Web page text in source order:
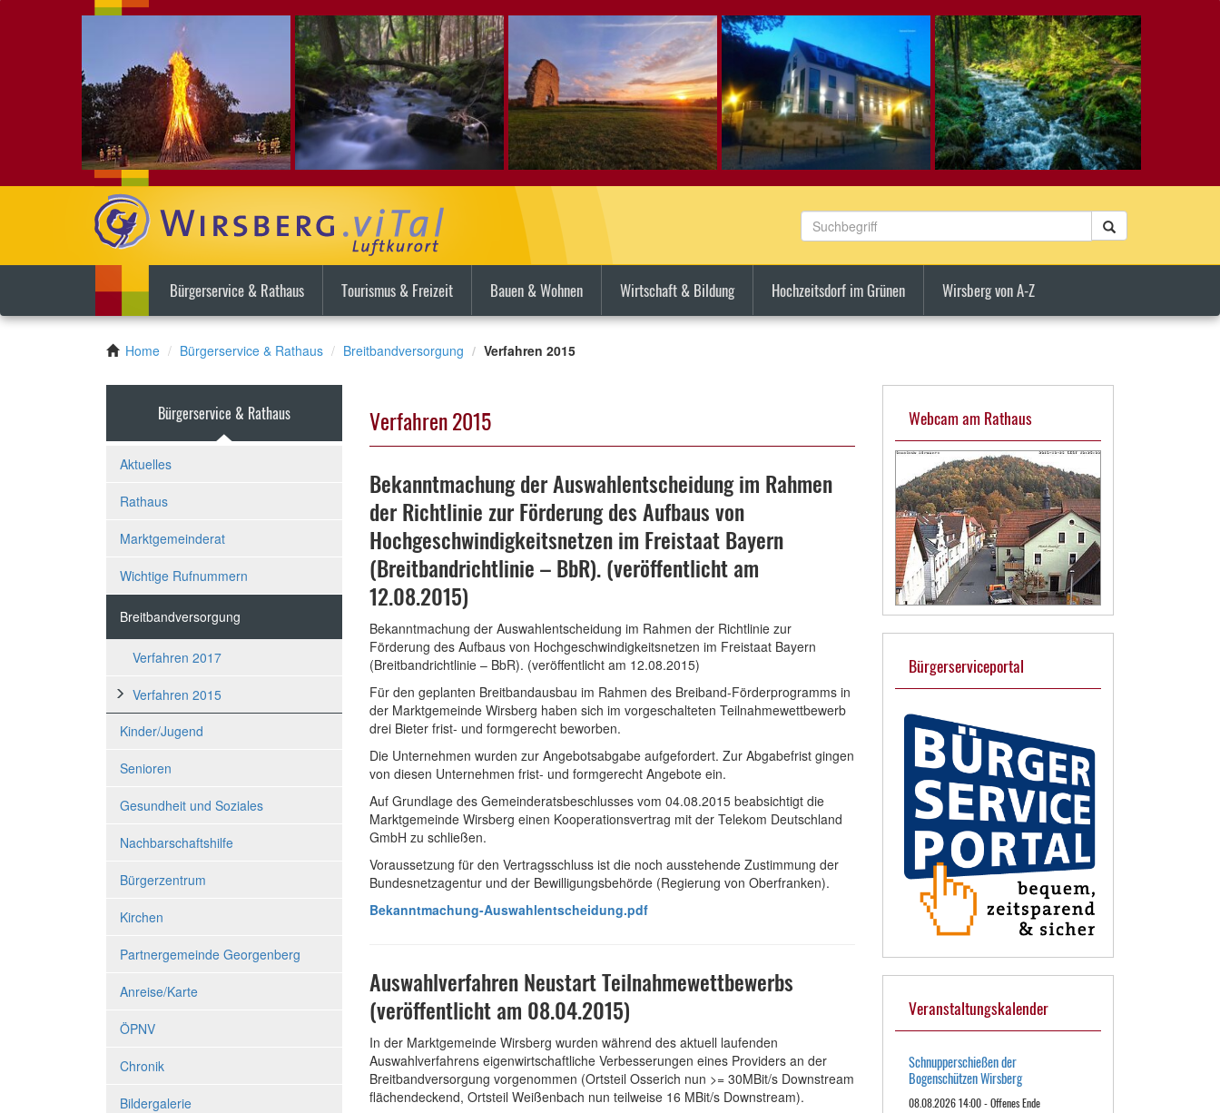
Bürgerservice & Rathaus Tourismus & Freizeit Bauen & Wohnen Wirtschaft & Bildung Hochzeitsdorf im Grünen Wirsberg von A-Z
Home Bürgerservice & Rathaus Breitbandversorgung Verfahren 2015
Bürgerservice & Rathaus
Aktuelles
Rathaus
Marktgemeinderat
Wichtige Rufnummern
Breitbandversorgung
Verfahren 2017
Verfahren 2015
Kinder/Jugend
Senioren
Gesundheit und Soziales
Nachbarschaftshilfe
Bürgerzentrum
Kirchen
Partnergemeinde Georgenberg
Anreise/Karte
ÖPNV
Chronik
Bildergalerie
Verfahren 2015
Bekanntmachung der Auswahlentscheidung im Rahmen
der Richtlinie zur Förderung des Aufbaus von
Hochgeschwindigkeitsnetzen im Freistaat Bayern
(Breitbandrichtlinie – BbR). (veröffentlicht am
12.08.2015)
Bekanntmachung der Auswahlentscheidung im Rahmen der Richtlinie zur
Förderung des Aufbaus von Hochgeschwindigkeitsnetzen im Freistaat Bayern
(Breitbandrichtlinie – BbR). (veröffentlicht am 12.08.2015)
Für den geplanten Breitbandausbau im Rahmen des Breiband-Förderprogramms in
der Marktgemeinde Wirsberg haben sich im vorgeschalteten Teilnahmewettbewerb
drei Bieter frist- und formgerecht beworben.
Die Unternehmen wurden zur Angebotsabgabe aufgefordert. Zur Abgabefrist gingen
von diesen Unternehmen frist- und formgerecht Angebote ein.
Auf Grundlage des Gemeinderatsbeschlusses vom 04.08.2015 beabsichtigt die
Marktgemeinde Wirsberg einen Kooperationsvertrag mit der Telekom Deutschland
GmbH zu schließen.
Voraussetzung für den Vertragsschluss ist die noch ausstehende Zustimmung der
Bundesnetzagentur und der Bewilligungsbehörde (Regierung von Oberfranken).
Bekanntmachung-Auswahlentscheidung.pdf
Auswahlverfahren Neustart Teilnahmewettbewerbs
(veröffentlicht am 08.04.2015)
In der Marktgemeinde Wirsberg wurden während des aktuell laufenden
Auswahlverfahrens eigenwirtschaftliche Verbesserungen eines Providers an der
Breitbandversorgung vorgenommen (Ortsteil Osserich nun >= 30MBit/s Downstream
flächendeckend, Ortsteil Weißenbach nun teilweise 16 MBit/s Downstream).
Webcam am Rathaus
Bürgerserviceportal
Veranstaltungskalender
Schnupperschießen der
Bogenschützen Wirsberg
08.08.2026 14:00 - Offenes Ende